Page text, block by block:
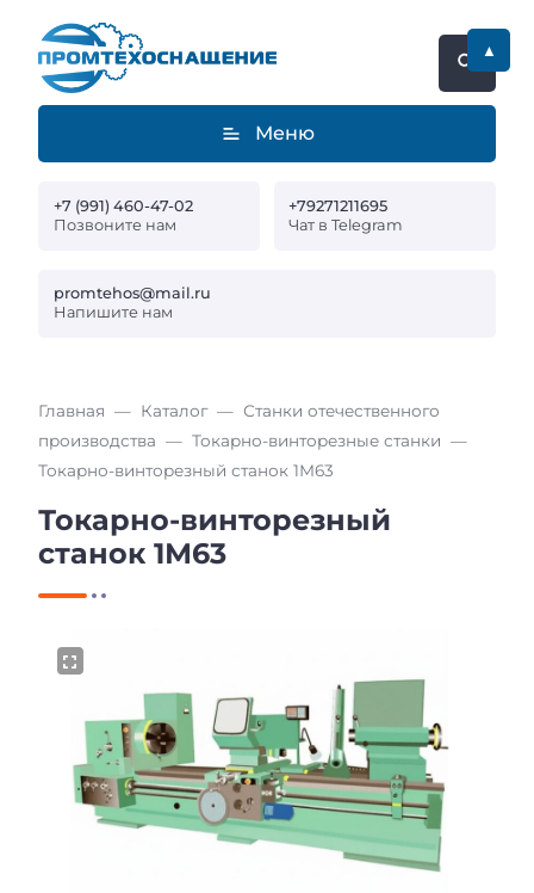
Меню
+7 (991) 460-47-02
Позвоните нам
+79271211695
Чат в Telegram
promtehos@mail.ru
Напишите нам
Главная Каталог
Станки отечественного
производства
Токарно-винторезные станки
Токарно-винторезный станок 1М63
Токарно-винторезный
станок 1М63
▲